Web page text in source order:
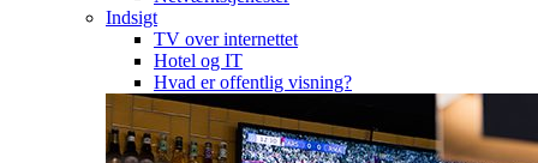
Indsigt
TV over internettet
Hotel og IT
Hvad er offentlig visning?